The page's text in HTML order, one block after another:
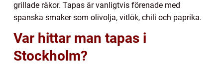
grillade räkor. Tapas är vanligtvis förenade med
spanska smaker som olivolja, vitlök, chili och paprika.
Var hittar man tapas i
Stockholm?